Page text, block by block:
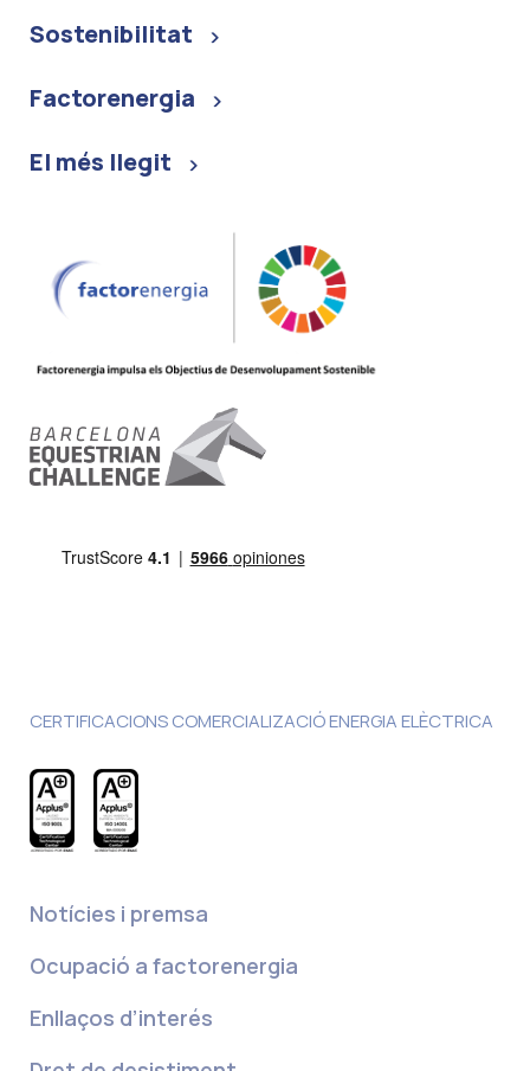
Sostenibilitat
Factorenergia
El més llegit
CERTIFICACIONS COMERCIALIZACIÓ ENERGIA ELÈCTRICA
Notícies i premsa
Ocupació a factorenergia
Enllaços d’interés